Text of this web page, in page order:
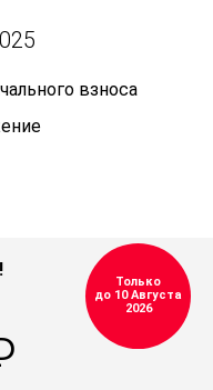
взноса
Только
до 10 Августа
2026